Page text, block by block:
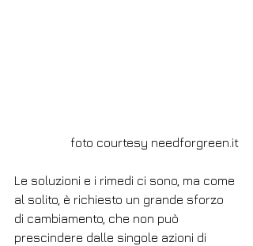
foto courtesy needforgreen.it
Le soluzioni e i rimedi ci sono, ma come
al solito, è richiesto un grande sforzo
di cambiamento, che non può
prescindere dalle singole azioni di